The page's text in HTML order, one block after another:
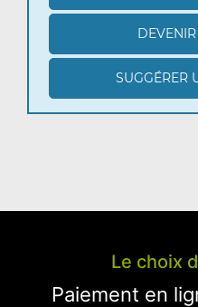
SUGGÉRER
Le choix
Paiement en